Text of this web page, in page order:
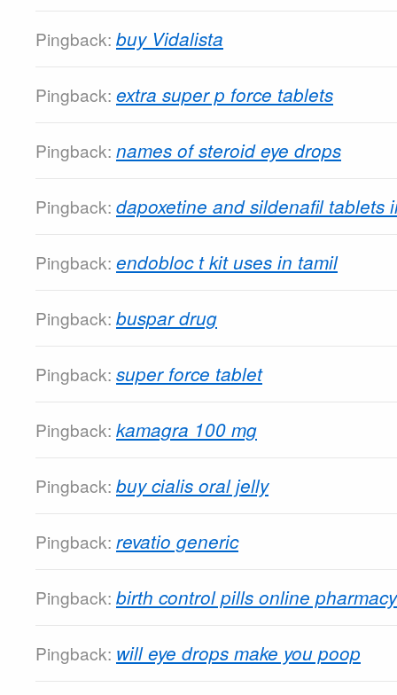
Pingback: buy Vidalista
Pingback: extra super p force tablets
Pingback: names of steroid eye drops
Pingback: dapoxetine and sildenafil tablets
Pingback: endobloc t kit uses in tamil
Pingback: buspar drug
Pingback: super force tablet
Pingback: kamagra 100 mg
Pingback: buy cialis oral jelly
Pingback: revatio generic
Pingback: birth control pills online pharmacy
Pingback: will eye drops make you poop